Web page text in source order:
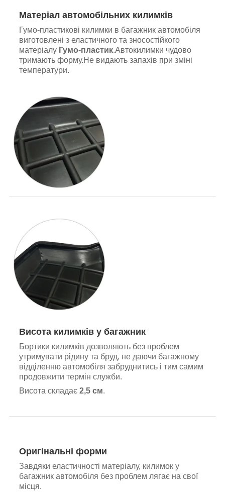
Матеріал автомобільних килимків
Гумо-пластикові килимки в багажник автомобіля
виготовлені з еластичного та зносостійкого
матеріалу Гумо-пластик.Автокилимки чудово
тримають форму.Не видають запахів при зміні
температури.
Висота килимків у багажник
Бортики килимків дозволяють без проблем
утримувати рідину та бруд, не даючи багажному
відділенню автомобіля забруднитись і тим самим
продовжити термін служби.
Висота складає 2,5 см.
Оригінальні форми
Завдяки еластичності матеріалу, килимок у
багажник автомобіля без проблем лягає на свої
місця.